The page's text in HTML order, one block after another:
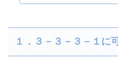
１．３－３－３－１に